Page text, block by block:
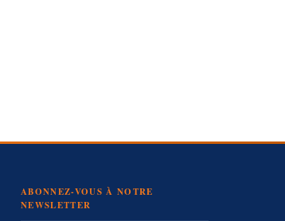
ABONNEZ-VOUS À NOTRE
NEWSLETTER